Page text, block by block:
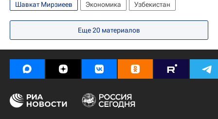
Шавкат Мирзиеев Экономика Узбекистан
Еще20 материалов